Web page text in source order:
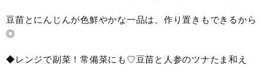
豆苗とにんじんが色鮮やかな一品は、作り置きもできるから
◎
◆レンジで副菜！常備菜にも♡豆苗と人参のツナたま和え